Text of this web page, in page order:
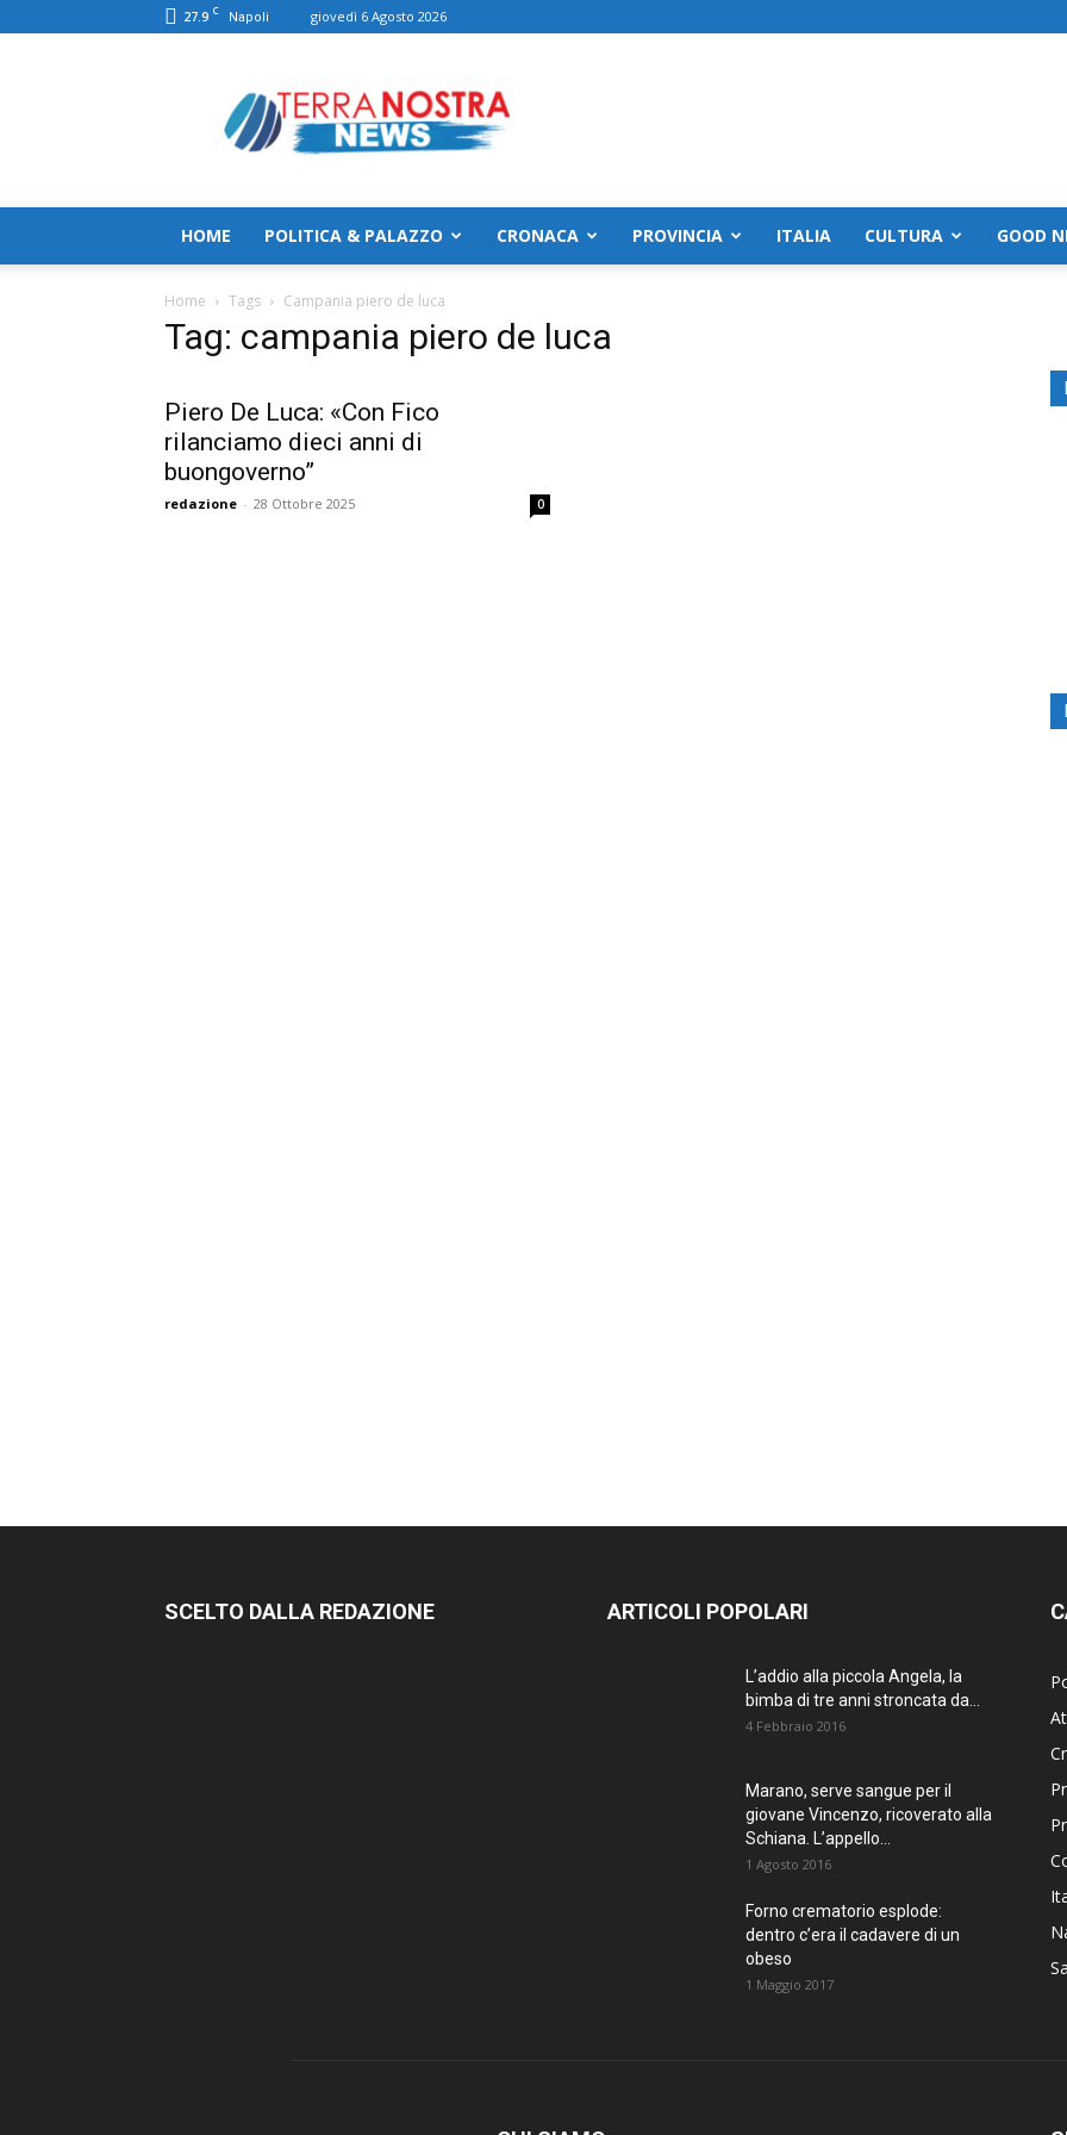
27.9 C Napoli giovedì 6 Agosto 2026
HOME POLITICA & PALAZZO CRONACA PROVINCIA ITALIA CULTURA GOOD
Home Tags Campania piero de luca
Tag: campania piero de luca
Piero De Luca: «Con Fico
rilanciamo dieci anni di
buongoverno”
redazione - 28 Ottobre 2025 0
SCELTO DALLA REDAZIONE ARTICOLI POPOLARI
L’addio alla piccola Angela, la
bimba di tre anni stroncata da...
4 Febbraio 2016
Marano, serve sangue per il
giovane Vincenzo, ricoverato alla
Schiana. L’appello...
1 Agosto 2016
Forno crematorio esplode:
dentro c’era il cadavere di un
obeso
1 Maggio 2017